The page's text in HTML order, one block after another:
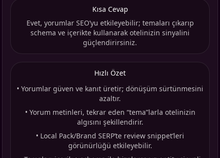
Kısa Cevap
Evet, yorumlar SEO’yu etkileyebilir; temaları çıkarıp
schema ve içerikte kullanarak otelinizin sinyalini
güçlendirirsiniz.
Hızlı Özet
• Yorumlar güven ve kanıt üretir; dönüşüm sürtünmesini
azaltır.
• Yorum metinleri, tekrar eden “tema”larla otelinizin
algısını şekillendirir.
• Local Pack/Brand SERP’te review snippet’leri
görünürlüğü etkileyebilir.